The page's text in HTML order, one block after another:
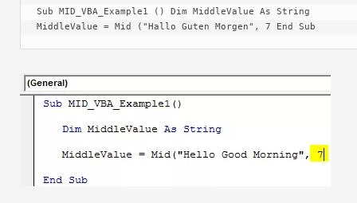
Sub MID_VBA_Example1 () Dim MiddleValue As String
MiddleValue = Mid ("Hallo Guten Morgen", 7 End Sub